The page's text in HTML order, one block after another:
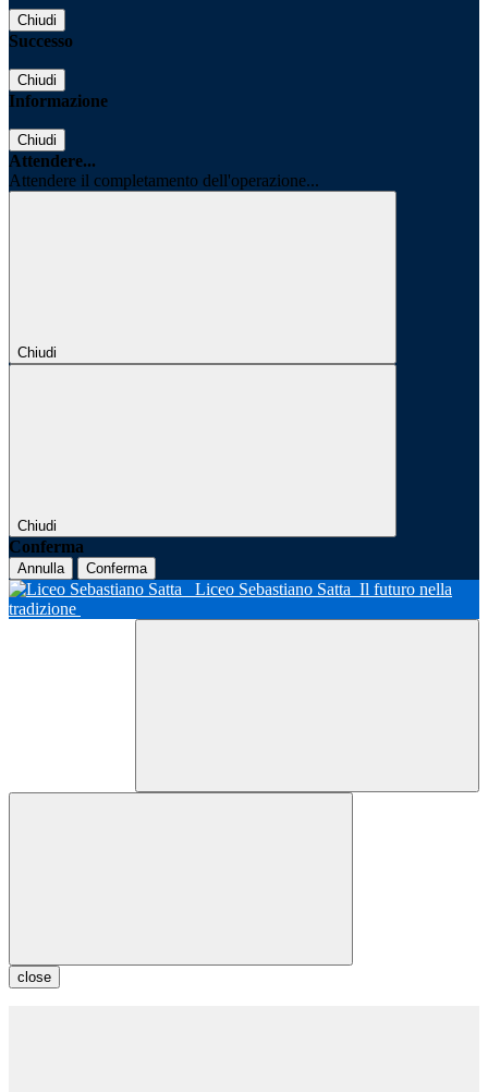
Chiudi
Successo
Chiudi
Informazione
Chiudi
Attendere...
Attendere il completamento dell'operazione...
Chiudi
Chiudi
Conferma
Annulla Conferma
Liceo Sebastiano Satta Il futuro nella
tradizione
close